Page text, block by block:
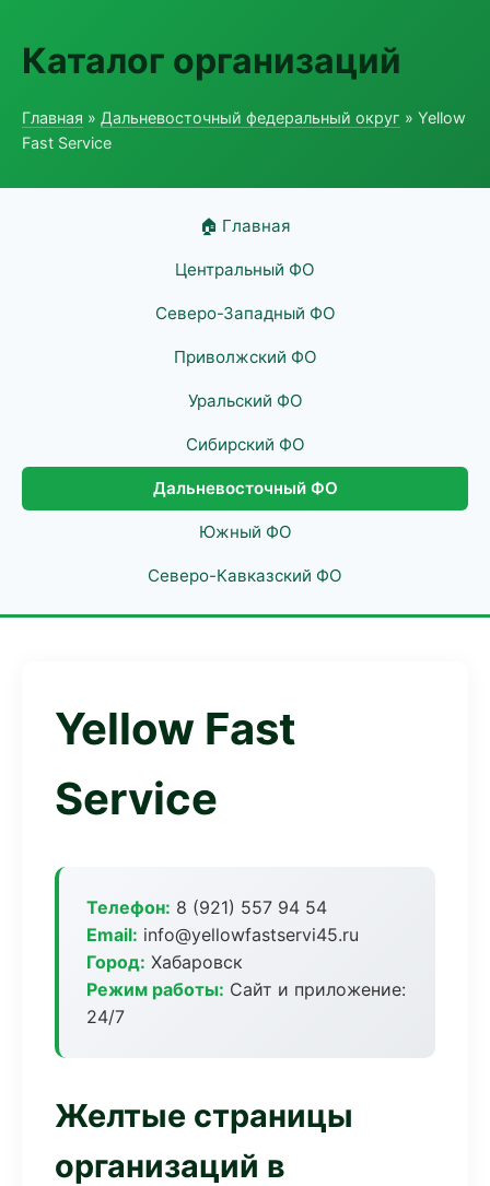
Каталог организаций
Главная » Дальневосточный федеральный округ » Yellow
Fast Service
🏠 Главная
Центральный ФО
Северо-Западный ФО
Приволжский ФО
Уральский ФО
Сибирский ФО
Дальневосточный ФО
Южный ФО
Северо-Кавказский ФО
Yellow Fast
Service
Телефон: 8 (921) 557 94 54
Email: info@yellowfastservi45.ru
Город: Хабаровск
Режим работы: Сайт и приложение:
24/7
Желтые страницы
организаций в